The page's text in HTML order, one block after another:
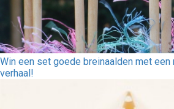
Win een set goede breinaalden met een
verhaal!